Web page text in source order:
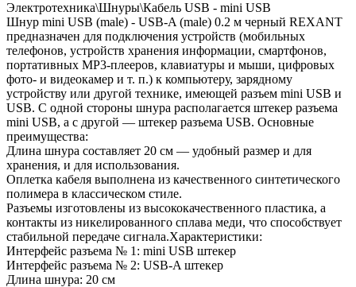
Электротехника\Шнуры\Кабель USB - mini USB
Шнур mini USB (male) - USB-A (male) 0.2 м черный REXANT
предназначен для подключения устройств (мобильных
телефонов, устройств хранения информации, смартфонов,
портативных MP3-плееров, клавиатуры и мыши, цифровых
фото- и видеокамер и т. п.) к компьютеру, зарядному
устройству или другой технике, имеющей разъем mini USB и
USB. C одной стороны шнура располагается штекер разъема
mini USB, а с другой — штекер разъема USB. Основные
преимущества:
Длина шнура составляет 20 см — удобный размер и для
хранения, и для использования.
Оплетка кабеля выполнена из качественного синтетического
полимера в классическом стиле.
Разъемы изготовлены из высококачественного пластика, а
контакты из никелированного сплава меди, что способствует
стабильной передаче сигнала.Характеристики:
Интерфейс разъема № 1: mini USB штекер
Интерфейс разъема № 2: USB-A штекер
Длина шнура: 20 см